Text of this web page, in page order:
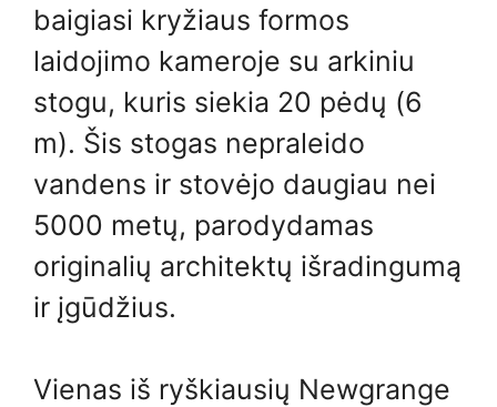
baigiasi kryžiaus formos
laidojimo kameroje su arkiniu
stogu, kuris siekia 20 pėdų (6
m). Šis stogas nepraleido
vandens ir stovėjo daugiau nei
5000 metų, parodydamas
originalių architektų išradingumą
ir įgūdžius.
Vienas iš ryškiausių Newgrange